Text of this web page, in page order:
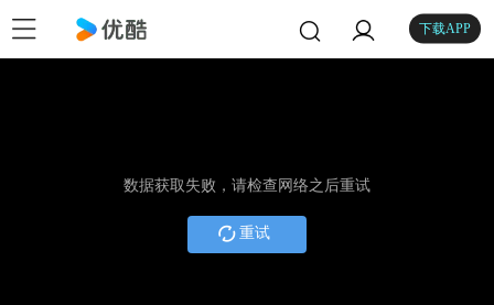
下载APP
数据获取失败，请检查网络之后重试
重试